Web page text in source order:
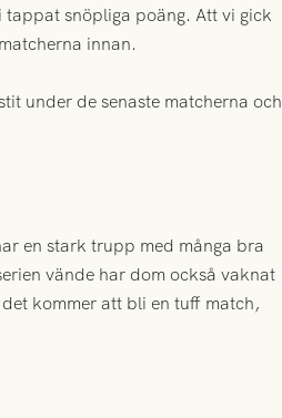
snöpliga poäng. Att vi gick
innan.
under de senaste matcherna och
en stark trupp med många bra
vände har dom också vaknat
kommer att bli en tuff match,